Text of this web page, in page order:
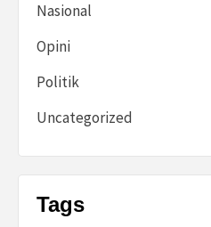
Nasional
Opini
Politik
Uncategorized
Tags